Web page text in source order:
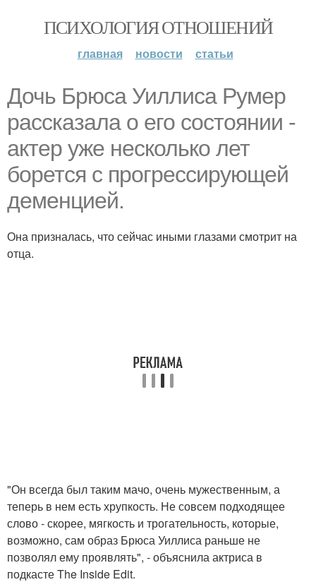
ПСИХОЛОГИЯ ОТНОШЕНИЙ
главная новости статьи
Дочь Брюса Уиллиса Румер
рассказала о его состоянии -
актер уже несколько лет
борется с прогрессирующей
деменцией.
Она призналась, что сейчас иными глазами смотрит на
отца.
"Он всегда был таким мачо, очень мужественным, а
теперь в нем есть хрупкость. Не совсем подходящее
слово - скорее, мягкость и трогательность, которые,
возможно, сам образ Брюса Уиллиса раньше не
позволял ему проявлять", - объяснила актриса в
подкасте The Inside Edit.